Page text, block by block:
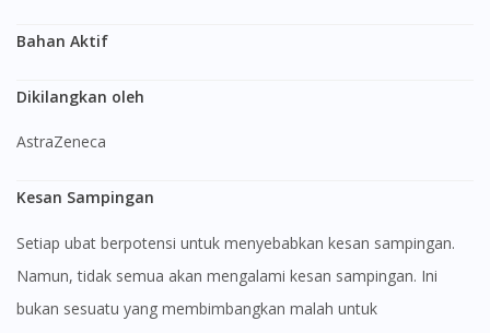
Bahan Aktif
Dikilangkan oleh
AstraZeneca
Kesan Sampingan
Setiap ubat berpotensi untuk menyebabkan kesan sampingan.
Namun, tidak semua akan mengalami kesan sampingan. Ini
bukan sesuatu yang membimbangkan malah untuk